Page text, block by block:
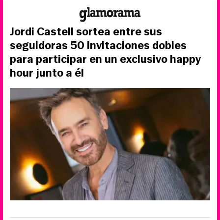
Jordi Castell sortea entre sus
seguidoras 50 invitaciones dobles
para participar en un exclusivo happy
hour junto a él